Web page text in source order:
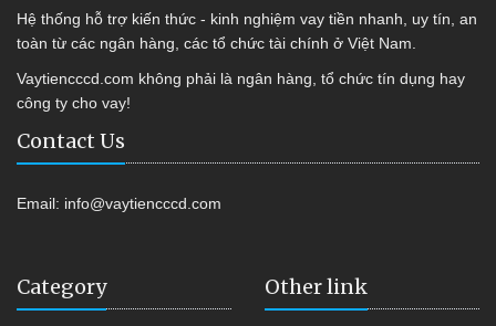
Hệ thống hỗ trợ kiến thức - kinh nghiệm vay tiền nhanh, uy tín, an
toàn từ các ngân hàng, các tổ chức tài chính ở Việt Nam.
Vaytiencccd.com không phải là ngân hàng, tổ chức tín dụng hay
công ty cho vay!
Contact Us
Email: info@vaytiencccd.com
Category Other link